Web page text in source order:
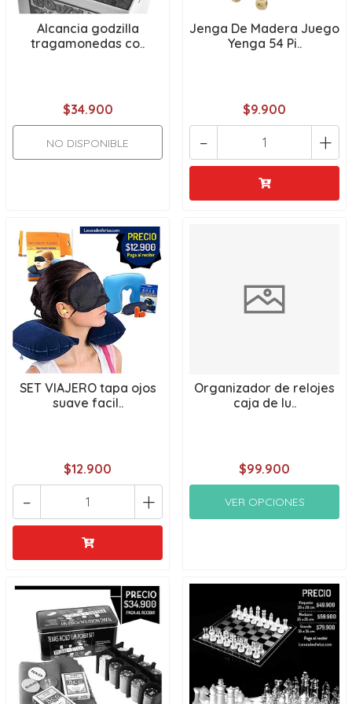
Alcancia godzilla
tragamonedas co..
$34.900
NO DISPONIBLE
Jenga De Madera Juego
Yenga 54 Pi..
$9.900
+
-
SET VIAJERO tapa ojos
suave facil..
$12.900
+
-
Organizador de relojes
caja de lu..
$99.900
VER OPCIONES